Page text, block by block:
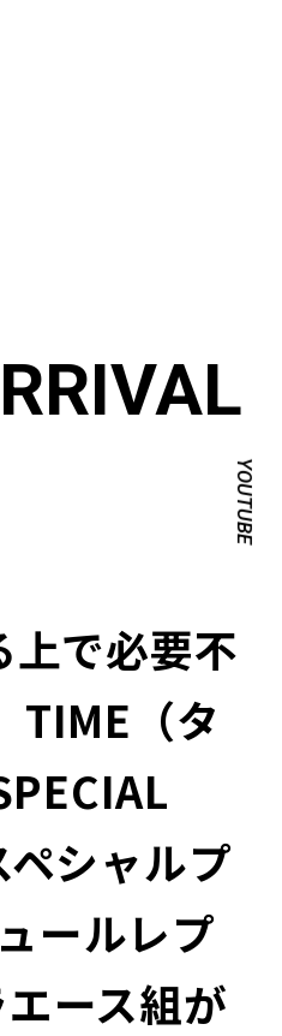
YOUTUBE
上で必要不
TIME（タ
ペシャルプ
ールレプ
ース組が